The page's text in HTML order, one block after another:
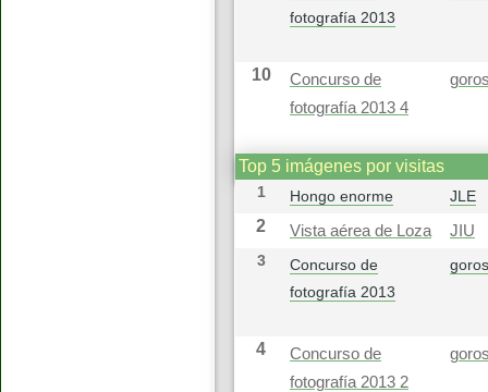
fotografía 2013
10
Concurso de
fotografía 2013 4
Top 5 imágenes por visitas
1 Hongo enorme JLE
2 Vista aérea de Loza
JIU
3
Concurso de
fotografía 2013
4
Concurso de
fotografía 2013 2